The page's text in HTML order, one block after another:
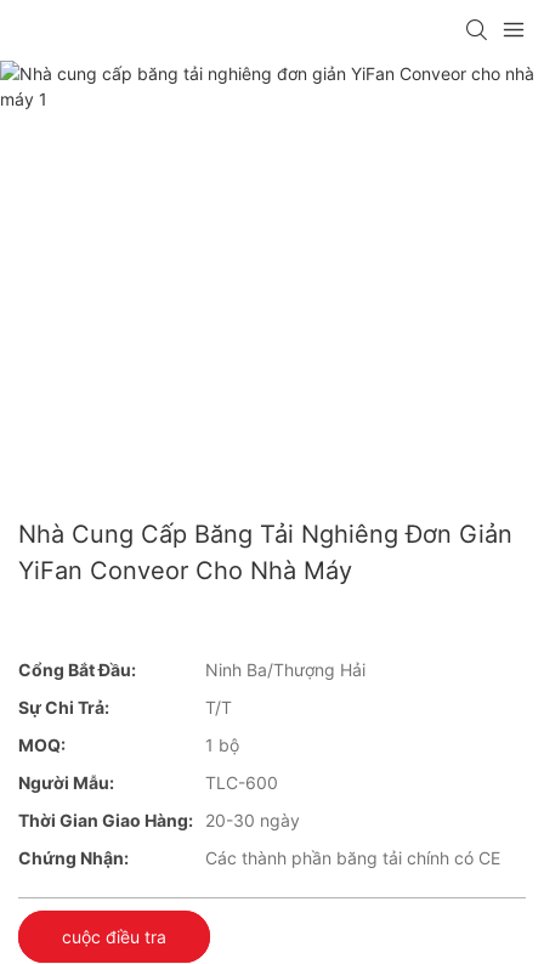
Nhà Cung Cấp Băng Tải Nghiêng Đơn Giản
YiFan Conveor Cho Nhà Máy
Cổng Bắt Đầu:
Ninh Ba/Thượng Hải
Sự Chi Trả:
T/T
MOQ:
1 bộ
Người Mẫu:
TLC-600
Thời Gian Giao Hàng:
20-30 ngày
Chứng Nhận:
Các thành phần băng tải chính có CE
cuộc điều tra